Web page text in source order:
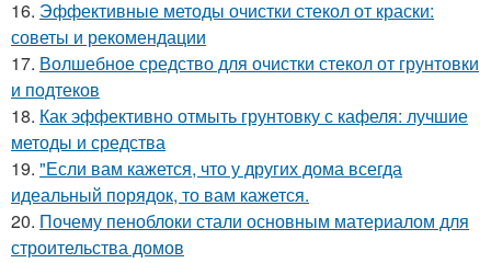
16. Эффективные методы очистки стекол от краски:
советы и рекомендации
17. Волшебное средство для очистки стекол от грунтовки
и подтеков
18. Как эффективно отмыть грунтовку с кафеля: лучшие
методы и средства
19. "Если вам кажется, что у других дома всегда
идеальный порядок, то вам кажется.
20. Почему пеноблоки стали основным материалом для
строительства домов